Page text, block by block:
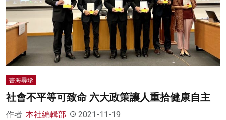
書海尋珍
社會不平等可致命 六大政策讓人重拾健康自主
作者: 本社編輯部 2021-11-19